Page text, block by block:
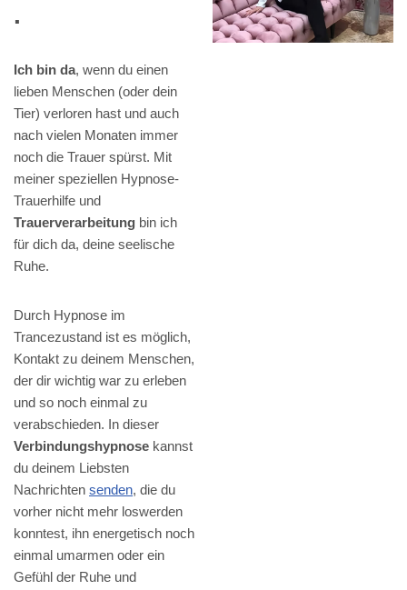
.
Ich bin da, wenn du einen
lieben Menschen (oder dein
Tier) verloren hast und auch
nach vielen Monaten immer
noch die Trauer spürst. Mit
meiner speziellen Hypnose-
Trauerhilfe und
Trauerverarbeitung bin ich
für dich da, deine seelische
Ruhe.
Durch Hypnose im
Trancezustand ist es möglich,
Kontakt zu deinem Menschen,
der dir wichtig war zu erleben
und so noch einmal zu
verabschieden. In dieser
Verbindungshypnose kannst
du deinem Liebsten
Nachrichten senden, die du
vorher nicht mehr loswerden
konntest, ihn energetisch noch
einmal umarmen oder ein
Gefühl der Ruhe und